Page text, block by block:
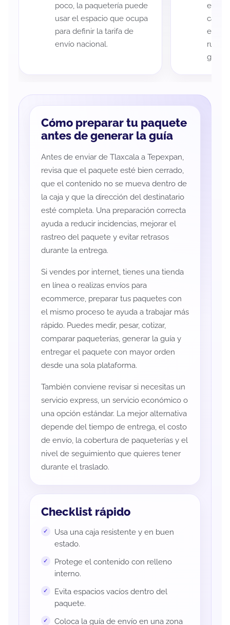
poco, la paquetería puede
usar el espacio que ocupa
para definir la tarifa de
envío nacional.
cada
es
ruta
guía
Cómo preparar tu paquete
antes de generar la guía
Antes de enviar de Tlaxcala a Tepexpan,
revisa que el paquete esté bien cerrado,
que el contenido no se mueva dentro de
la caja y que la dirección del destinatario
esté completa. Una preparación correcta
ayuda a reducir incidencias, mejorar el
rastreo del paquete y evitar retrasos
durante la entrega.
Si vendes por internet, tienes una tienda
en línea o realizas envíos para
ecommerce, preparar tus paquetes con
el mismo proceso te ayuda a trabajar más
rápido. Puedes medir, pesar, cotizar,
comparar paqueterías, generar la guía y
entregar el paquete con mayor orden
desde una sola plataforma.
También conviene revisar si necesitas un
servicio express, un servicio económico o
una opción estándar. La mejor alternativa
depende del tiempo de entrega, el costo
de envío, la cobertura de paqueterías y el
nivel de seguimiento que quieres tener
durante el traslado.
Checklist rápido
Usa una caja resistente y en buen
estado.
Protege el contenido con relleno
interno.
Evita espacios vacíos dentro del
paquete.
Coloca la guía de envío en una zona